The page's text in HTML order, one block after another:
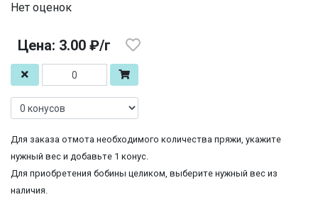
Нет оценок
Цена: 3.00 ₽/г
Для заказа отмота необходимого количества пряжи, укажите
нужный вес и добавьте 1 конус.
Для приобретения бобины целиком, выберите нужный вес из
наличия.